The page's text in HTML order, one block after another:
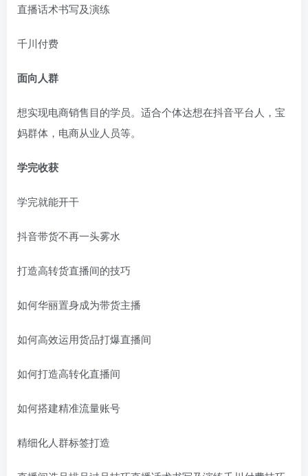
直播话术书写及演练
千川付费
面向人群
想实现电商销售目的学员。适合个体达想在抖音平台人，宝
妈群体，电商从业人员等。
学完收获
学完就能开干
抖音带货不再一头雾水
打造高转货直播间的技巧
如何华丽置身成为带货主播
如何高效运用货品打爆直播间
如何打造高转化直播间
如何搭建精准流量账号
精细化人群标签打造